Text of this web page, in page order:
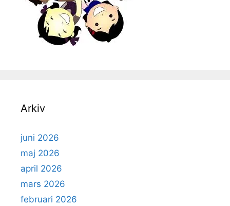
Arkiv
juni 2026
maj 2026
april 2026
mars 2026
februari 2026